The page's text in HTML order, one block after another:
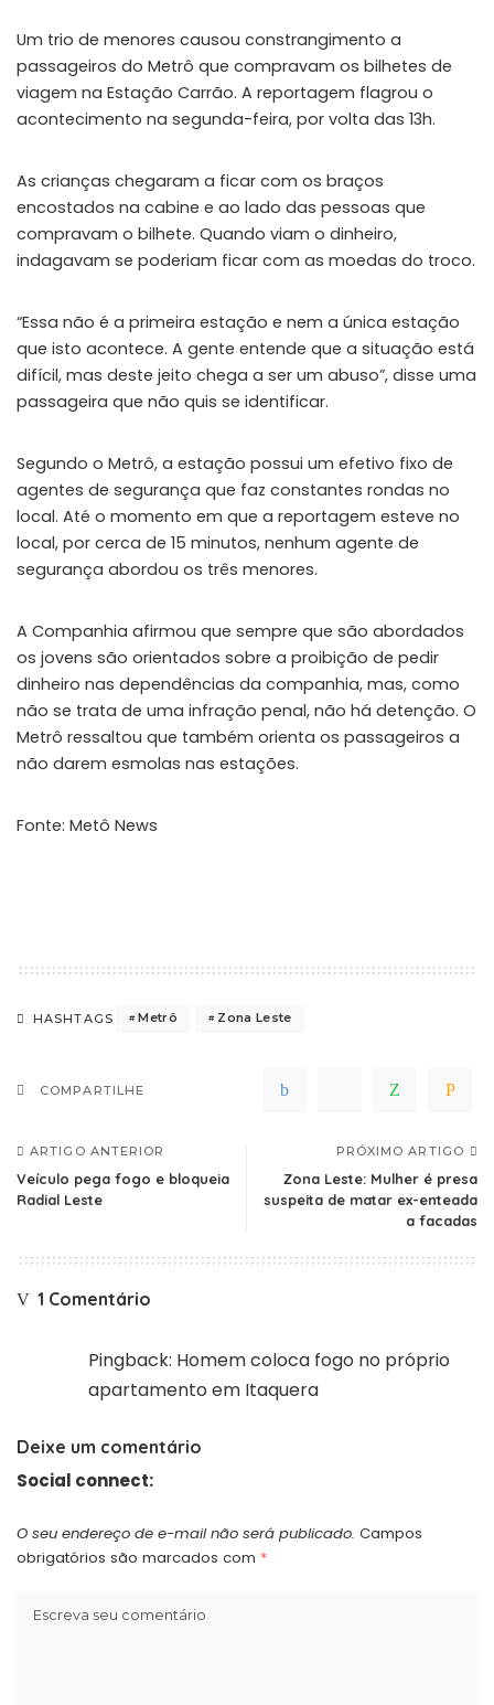
Um trio de menores causou constrangimento a
passageiros do Metrô que compravam os bilhetes de
viagem na Estação Carrão. A reportagem flagrou o
acontecimento na segunda-feira, por volta das 13h.
As crianças chegaram a ficar com os braços
encostados na cabine e ao lado das pessoas que
compravam o bilhete. Quando viam o dinheiro,
indagavam se poderiam ficar com as moedas do troco.
“Essa não é a primeira estação e nem a única estação
que isto acontece. A gente entende que a situação está
difícil, mas deste jeito chega a ser um abuso”, disse uma
passageira que não quis se identificar.
Segundo o Metrô, a estação possui um efetivo fixo de
agentes de segurança que faz constantes rondas no
local. Até o momento em que a reportagem esteve no
local, por cerca de 15 minutos, nenhum agente de
segurança abordou os três menores.
A Companhia afirmou que sempre que são abordados
os jovens são orientados sobre a proibição de pedir
dinheiro nas dependências da companhia, mas, como
não se trata de uma infração penal, não há detenção. O
Metrô ressaltou que também orienta os passageiros a
não darem esmolas nas estações.
Fonte: Metô News
HASHTAGS Metrô Zona Leste
COMPARTILHE
ARTIGO ANTERIOR
Veículo pega fogo e bloqueia
Radial Leste
PRÓXIMO ARTIGO
Zona Leste: Mulher é presa
suspeita de matar ex-enteada
a facadas
1 Comentário
Pingback: Homem coloca fogo no próprio
apartamento em Itaquera
Deixe um comentário
Social connect:
O seu endereço de e-mail não será publicado. Campos
obrigatórios são marcados com *